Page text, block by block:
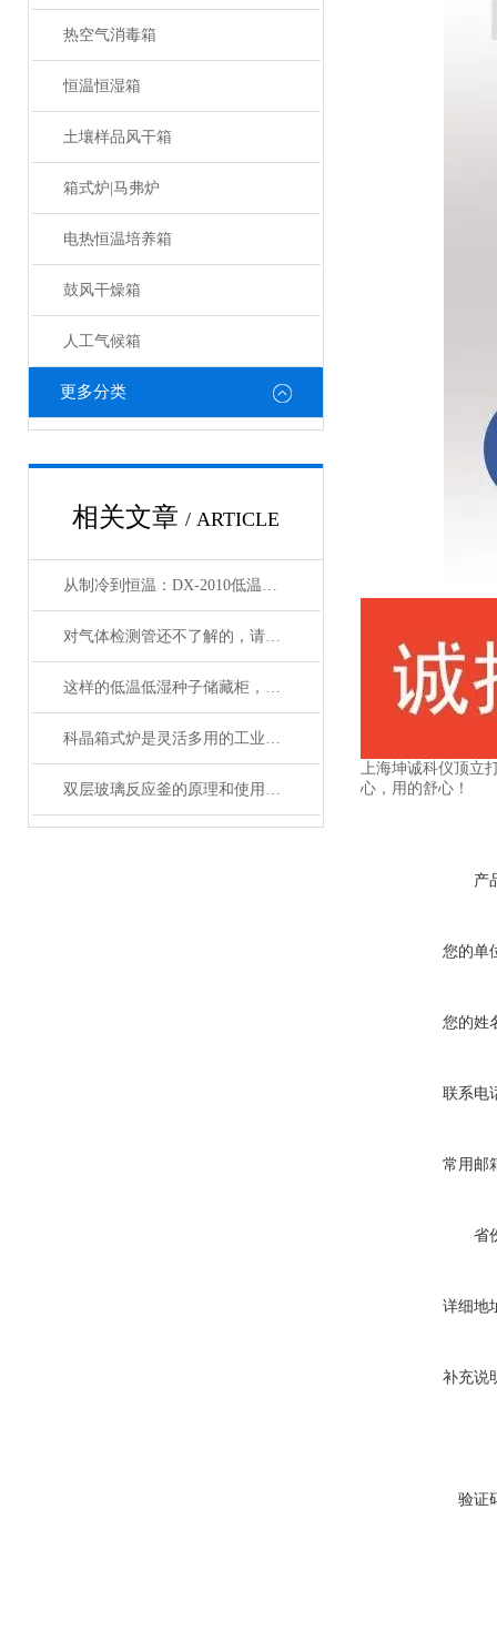
热空气消毒箱
恒温恒湿箱
土壤样品风干箱
箱式炉|马弗炉
电热恒温培养箱
鼓风干燥箱
人工气候箱
更多分类
相关文章 / ARTICLE
从制冷到恒温：DX-2010低温恒温循环器的核心原理解析
对气体检测管还不了解的，请看这里！
这样的低温低湿种子储藏柜，您值得拥有
科晶箱式炉是灵活多用的工业好帮手
双层玻璃反应釜的原理和使用说明
上海坤诚科仪顶立
心，用的舒心！
产
您的单
您的姓
联系电
常用邮
省
详细地
补充说
验证